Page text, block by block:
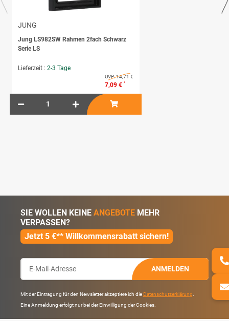
JUNG
Jung LS982SW Rahmen 2fach Schwarz
Serie LS
Lieferzeit : 2-3 Tage
UVP:14,71 €
7,09 € *
SIE WOLLEN KEINE ANGEBOTE MEHR
VERPASSEN?
Jetzt 5 €** Willkommensrabatt sichern!
ANMELDEN
Mit der Eintragung für den Newsletter akzeptiere ich die Datenschutzerklärung
Eine Anmeldung erfolgt nur bei der Einwilligung der Cookies.